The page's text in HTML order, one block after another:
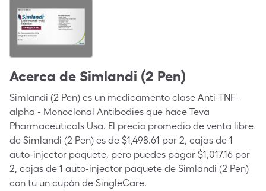
Acerca de Simlandi (2 Pen)
Simlandi (2 Pen) es un medicamento clase Anti-TNF-
alpha - Monoclonal Antibodies que hace Teva
Pharmaceuticals Usa. El precio promedio de venta libre
de Simlandi (2 Pen) es de $1,498.61 por 2, cajas de 1
auto-injector paquete, pero puedes pagar $1,017.16 por
2, cajas de 1 auto-injector paquete de Simlandi (2 Pen)
con tu un cupón de SingleCare.